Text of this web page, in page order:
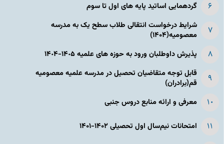
گردهمایی اساتید پایه های اول تا سوم
شرایط درخواست انتقالی طلاب سطح یک به مدرسه
معصومیه(۱۴۰۴)
پذیرش داوطلبان ورود به حوزه های علمیه ١۴٠۵-١۴٠۴
قابل توجه متقاضیان تحصیل در مدرسه علمیه معصومیه
قم(برادران)
معرفی و ارائه منابع دروس جنبی
امتحانات نیم‌سال اول تحصیلی ۱۴۰۲-۱۴۰۱